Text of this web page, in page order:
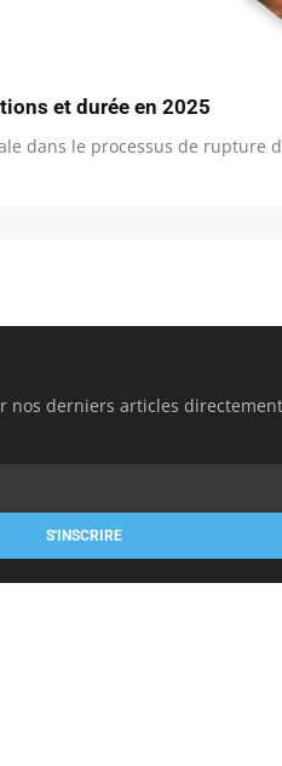
et durée en 2025
dans le processus de rupture
nos derniers articles
S'INSCRIRE